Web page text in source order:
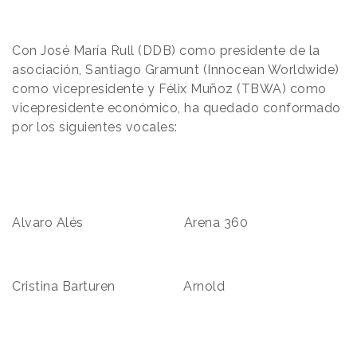
Con José María Rull (DDB) como presidente de la
asociación, Santiago Gramunt (Innocean Worldwide)
como vicepresidente y Félix Muñoz (TBWA) como
vicepresidente económico, ha quedado conformado
por los siguientes vocales:
Alvaro Alés Arena 360
Cristina Barturen Arnold